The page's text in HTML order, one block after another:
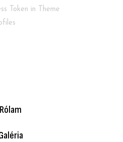
Token in Theme
Rólam